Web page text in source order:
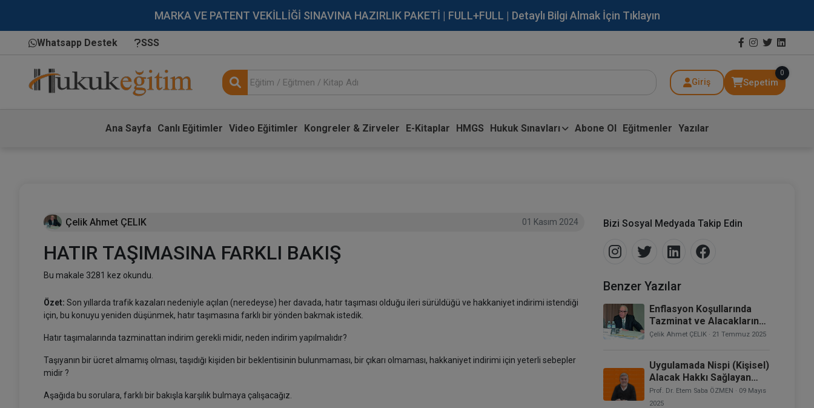
MARKA VE PATENT VEKİLLİĞİ SINAVINA HAZIRLIK PAKETİ | FULL+FULL | Detaylı Bilgi Almak İçin Tıklayın
Whatsapp Destek SSS
Giriş Sepetim
0
Ana Sayfa Canlı Eğitimler Video Eğitimler Kongreler & Zirveler E-Kitaplar HMGS Hukuk Sınavları Abone Ol Eğitmenler Yazılar
Çelik Ahmet ÇELIK 01 Kasım 2024
HATIR TAŞIMASINA FARKLI BAKIŞ
Bu makale 3281 kez okundu.
Özet: Son yıllarda trafik kazaları nedeniyle açılan (neredeyse) her davada, hatır taşıması olduğu ileri sürüldüğü ve hakkaniyet indirimi istendiği
için, bu konuyu yeniden düşünmek, hatır taşımasına farklı bir yönden bakmak istedik.
Hatır taşımalarında tazminattan indirim gerekli midir, neden indirim yapılmalıdır?
Taşıyanın bir ücret almamış olması, taşıdığı kişiden bir beklentisinin bulunmaması, bir çıkarı olmaması, hakkaniyet indirimi için yeterli sebepler
midir ?
Aşağıda bu sorulara, farklı bir bakışla karşılık bulmaya çalışacağız.
Bizi Sosyal Medyada Takip Edin
Benzer Yazılar
Enflasyon Koşullarında
Tazminat ve Alacakların
Değerlendirilmesi
Çelik Ahmet ÇELIK · 21 Temmuz 2025
Uygulamada Nispi (Kişisel)
Alacak Hakkı Sağlayan
Sistemler: Devre Tatil
Hakkı
Prof. Dr. Etem Saba ÖZMEN · 09 Mayıs
2025